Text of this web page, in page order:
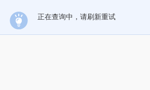
正在查询中，请刷新重试